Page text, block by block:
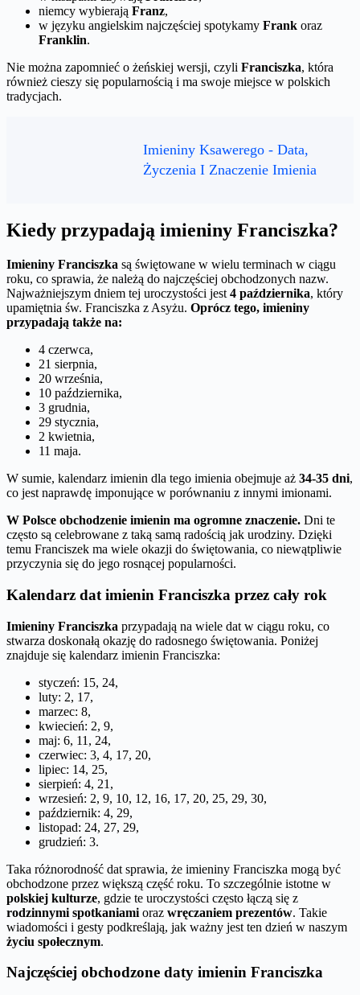
niemcy wybierają Franz,
w języku angielskim najczęściej spotykamy Frank oraz
Franklin.
Nie można zapomnieć o żeńskiej wersji, czyli Franciszka, która
również cieszy się popularnością i ma swoje miejsce w polskich
tradycjach.
Imieniny Ksawerego - Data,
Życzenia I Znaczenie Imienia
Kiedy przypadają imieniny Franciszka?
Imieniny Franciszka są świętowane w wielu terminach w ciągu
roku, co sprawia, że należą do najczęściej obchodzonych nazw.
Najważniejszym dniem tej uroczystości jest 4 października, który
upamiętnia św. Franciszka z Asyżu. Oprócz tego, imieniny
przypadają także na:
4 czerwca,
21 sierpnia,
20 września,
10 października,
3 grudnia,
29 stycznia,
2 kwietnia,
11 maja.
W sumie, kalendarz imienin dla tego imienia obejmuje aż 34-35 dni,
co jest naprawdę imponujące w porównaniu z innymi imionami.
W Polsce obchodzenie imienin ma ogromne znaczenie. Dni te
często są celebrowane z taką samą radością jak urodziny. Dzięki
temu Franciszek ma wiele okazji do świętowania, co niewątpliwie
przyczynia się do jego rosnącej popularności.
Kalendarz dat imienin Franciszka przez cały rok
Imieniny Franciszka przypadają na wiele dat w ciągu roku, co
stwarza doskonałą okazję do radosnego świętowania. Poniżej
znajduje się kalendarz imienin Franciszka:
styczeń: 15, 24,
luty: 2, 17,
marzec: 8,
kwiecień: 2, 9,
maj: 6, 11, 24,
czerwiec: 3, 4, 17, 20,
lipiec: 14, 25,
sierpień: 4, 21,
wrzesień: 2, 9, 10, 12, 16, 17, 20, 25, 29, 30,
październik: 4, 29,
listopad: 24, 27, 29,
grudzień: 3.
Taka różnorodność dat sprawia, że imieniny Franciszka mogą być
obchodzone przez większą część roku. To szczególnie istotne w
polskiej kulturze, gdzie te uroczystości często łączą się z
rodzinnymi spotkaniami oraz wręczaniem prezentów. Takie
wiadomości i gesty podkreślają, jak ważny jest ten dzień w naszym
życiu społecznym.
Najczęściej obchodzone daty imienin Franciszka